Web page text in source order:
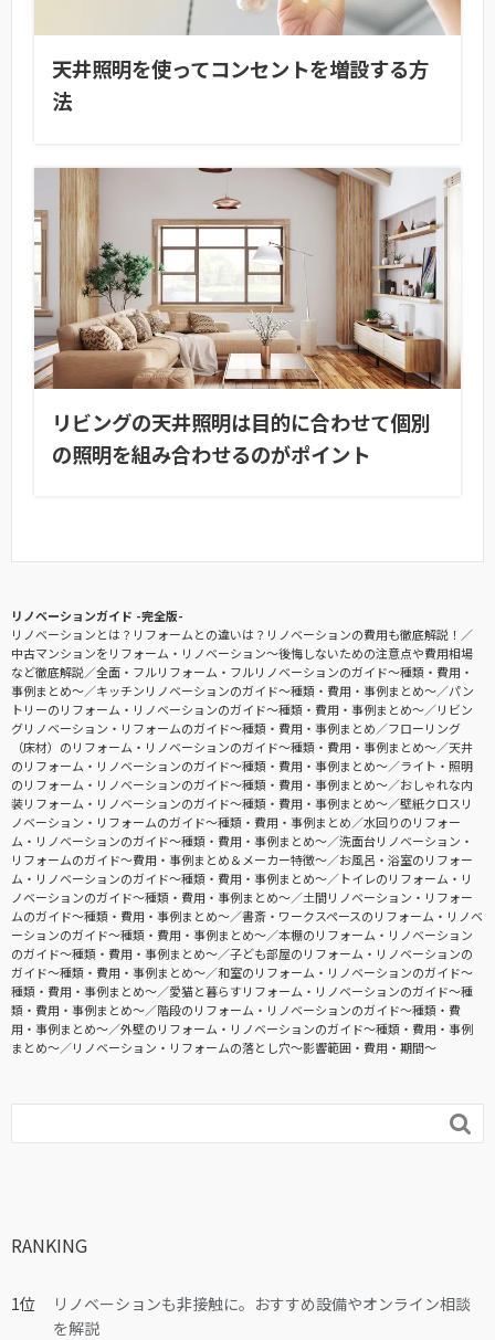
天井照明を使ってコンセントを増設する方
法
リビングの天井照明は目的に合わせて個別
の照明を組み合わせるのがポイント
リノベーションガイド -完全版-
リノベーションとは？リフォームとの違いは？リノベーションの費用も徹底解説！
中古マンションをリフォーム・リノベーション〜後悔しないための注意点や費用相場
など徹底解説
全面・フルリフォーム・フルリノベーションのガイド〜種類・費用・
事例まとめ〜
キッチンリノベーションのガイド〜種類・費用・事例まとめ〜
パン
トリーのリフォーム・リノベーションのガイド〜種類・費用・事例まとめ〜
リビン
グリノベーション・リフォームのガイド〜種類・費用・事例まとめ
フローリング
（床材）のリフォーム・リノベーションのガイド〜種類・費用・事例まとめ〜
天井
のリフォーム・リノベーションのガイド〜種類・費用・事例まとめ〜
ライト・照明
のリフォーム・リノベーションのガイド〜種類・費用・事例まとめ〜
おしゃれな内
装リフォーム・リノベーションのガイド〜種類・費用・事例まとめ〜
壁紙クロスリ
ノベーション・リフォームのガイド〜種類・費用・事例まとめ
水回りのリフォー
ム・リノベーションのガイド〜種類・費用・事例まとめ〜
洗面台リノベーション・
リフォームのガイド〜費用・事例まとめ＆メーカー特徴〜
お風呂・浴室のリフォー
ム・リノベーションのガイド〜種類・費用・事例まとめ〜
トイレのリフォーム・リ
ノベーションのガイド〜種類・費用・事例まとめ〜
土間リノベーション・リフォー
ムのガイド〜種類・費用・事例まとめ〜
書斎・ワークスペースのリフォーム・リノベ
ーションのガイド〜種類・費用・事例まとめ〜
本棚のリフォーム・リノベーション
のガイド〜種類・費用・事例まとめ〜
子ども部屋のリフォーム・リノベーションの
ガイド〜種類・費用・事例まとめ〜
和室のリフォーム・リノベーションのガイド〜
種類・費用・事例まとめ〜
愛猫と暮らすリフォーム・リノベーションのガイド〜種
類・費用・事例まとめ〜
階段のリフォーム・リノベーションのガイド〜種類・費
用・事例まとめ〜
外壁のリフォーム・リノベーションのガイド〜種類・費用・事例
まとめ〜
リノベーション・リフォームの落とし穴～影響範囲・費用・期間～

RANKING
リノベーションも非接触に。おすすめ設備やオンライン相談
を解説